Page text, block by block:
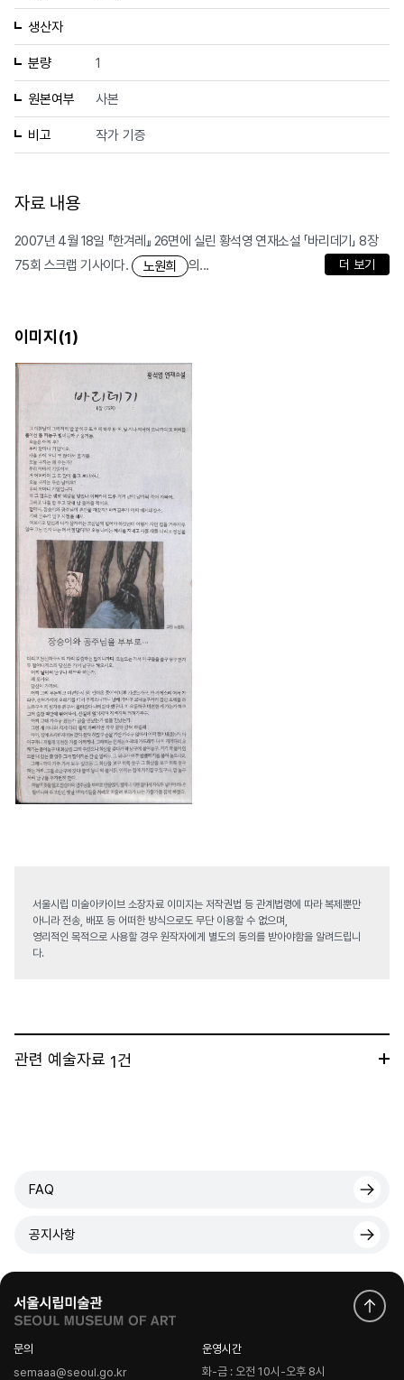
생산자
분량 1
원본여부 사본
비고 작가 기증
자료 내용
2007년 4월 18일 『한겨레』 26면에 실린 황석영 연재소설 「바리데기」 8장
75회 스크랩 기사이다.
노원희 의... 더 보기
이미지(1)
서울시립 미술아카이브 소장자료 이미지는 저작권법 등 관계법령에 따라 복제뿐만
아니라 전송, 배포 등 어떠한 방식으로도 무단 이용할 수 없으며,
영리적인 목적으로 사용할 경우 원작자에게 별도의 동의를 받아야함을 알려드립니
다.
관련 예술자료 1건
FAQ
공지사항
문의
semaaa@seoul.go.kr
운영시간
화-금 : 오전 10시-오후 8시